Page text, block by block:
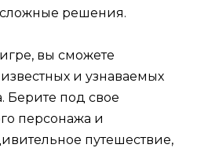
решения.
вы сможете
и узнаваемых
Берите под свое
персонажа и
путешествие,